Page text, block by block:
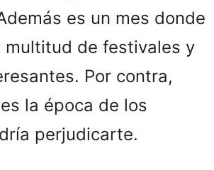
es un mes donde
multitud de festivales y
Por contra,
la época de los
perjudicarte.